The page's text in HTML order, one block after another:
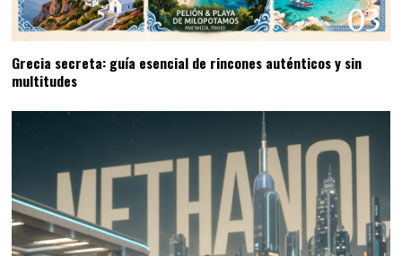
03
Grecia secreta: guía esencial de rincones auténticos y sin
multitudes